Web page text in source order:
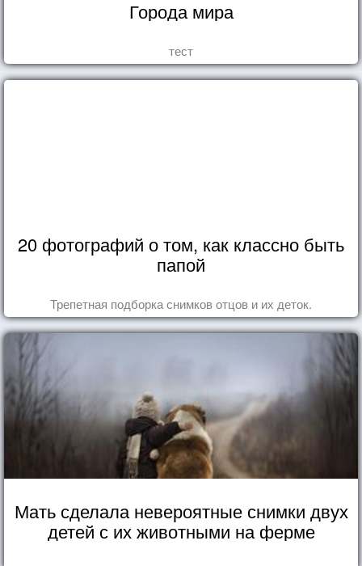
Города мира
тест
20 фотографий о том, как классно быть
папой
Трепетная подборка снимков отцов и их деток.
Мать сделала невероятные снимки двух
детей с их животными на ферме